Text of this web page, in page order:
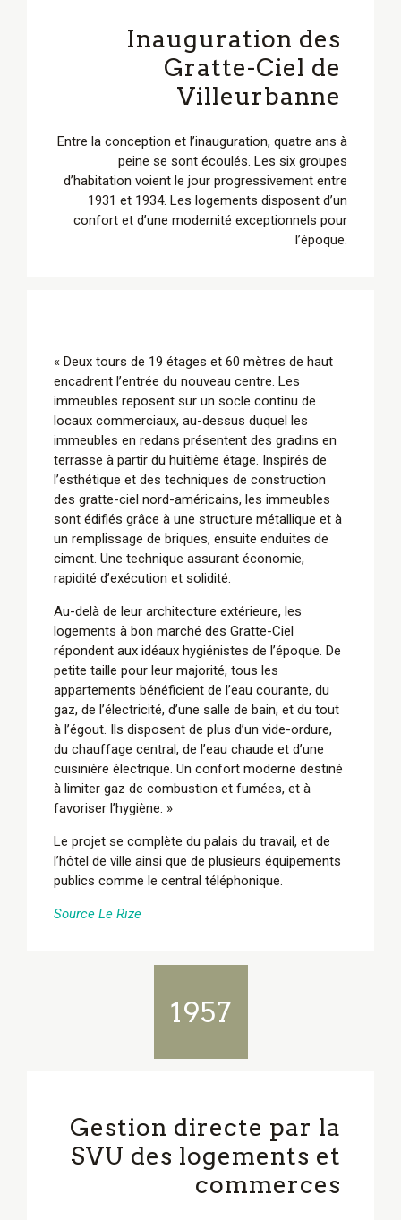
Inauguration des
Gratte-Ciel de
Villeurbanne
Entre la conception et l’inauguration, quatre ans à
peine se sont écoulés. Les six groupes
d’habitation voient le jour progressivement entre
1931 et 1934. Les logements disposent d’un
confort et d’une modernité exceptionnels pour
l’époque.
« Deux tours de 19 étages et 60 mètres de haut
encadrent l’entrée du nouveau centre. Les
immeubles reposent sur un socle continu de
locaux commerciaux, au-dessus duquel les
immeubles en redans présentent des gradins en
terrasse à partir du huitième étage. Inspirés de
l’esthétique et des techniques de construction
des gratte-ciel nord-américains, les immeubles
sont édifiés grâce à une structure métallique et à
un remplissage de briques, ensuite enduites de
ciment. Une technique assurant économie,
rapidité d’exécution et solidité.
Au-delà de leur architecture extérieure, les
logements à bon marché des Gratte-Ciel
répondent aux idéaux hygiénistes de l’époque. De
petite taille pour leur majorité, tous les
appartements bénéficient de l’eau courante, du
gaz, de l’électricité, d’une salle de bain, et du tout
à l’égout. Ils disposent de plus d’un vide-ordure,
du chauffage central, de l’eau chaude et d’une
cuisinière électrique. Un confort moderne destiné
à limiter gaz de combustion et fumées, et à
favoriser l’hygiène. »
Le projet se complète du palais du travail, et de
l’hôtel de ville ainsi que de plusieurs équipements
publics comme le central téléphonique.
Source Le Rize
1957
Gestion directe par la
SVU des logements et
commerces